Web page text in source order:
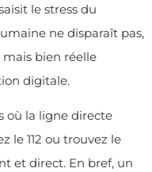
le stress du
ne disparaît pas,
mais bien réelle
digitale.
où la ligne directe
le 112 ou trouvez le
et direct. En bref, un